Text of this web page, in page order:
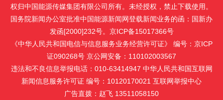
权归中国能源传媒集团有限公司所有。未经授权，禁止下载使用。
国务院新闻办公室批准中国能源新闻网登载新闻业务的函：国新办
发函[2000]232号。京ICP备15017366号
《中华人民共和国电信与信息服务业务经营许可证》 编号：京ICP
证090268号 京公网安备：110102003567
违法和不良信息举报电话：010-63414947 中华人民共和国互联网
新闻信息服务许可证 编号：10120170021 互联网举报中心
广告直拨：赵飞 13511058150